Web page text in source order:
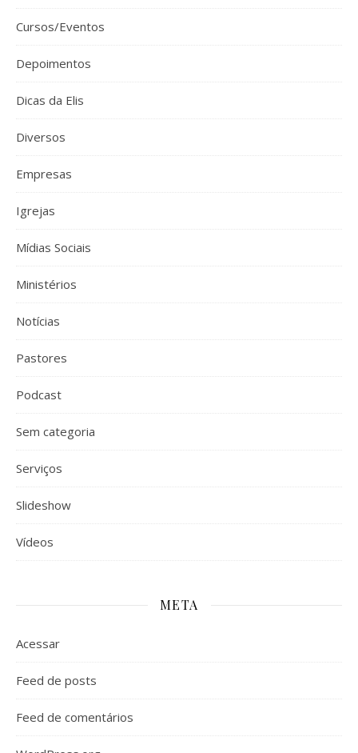
Cursos/Eventos
Depoimentos
Dicas da Elis
Diversos
Empresas
Igrejas
Mídias Sociais
Ministérios
Notícias
Pastores
Podcast
Sem categoria
Serviços
Slideshow
Vídeos
META
Acessar
Feed de posts
Feed de comentários